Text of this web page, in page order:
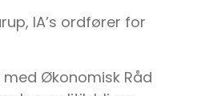
IA’s ordfører for
Økonomisk Råd